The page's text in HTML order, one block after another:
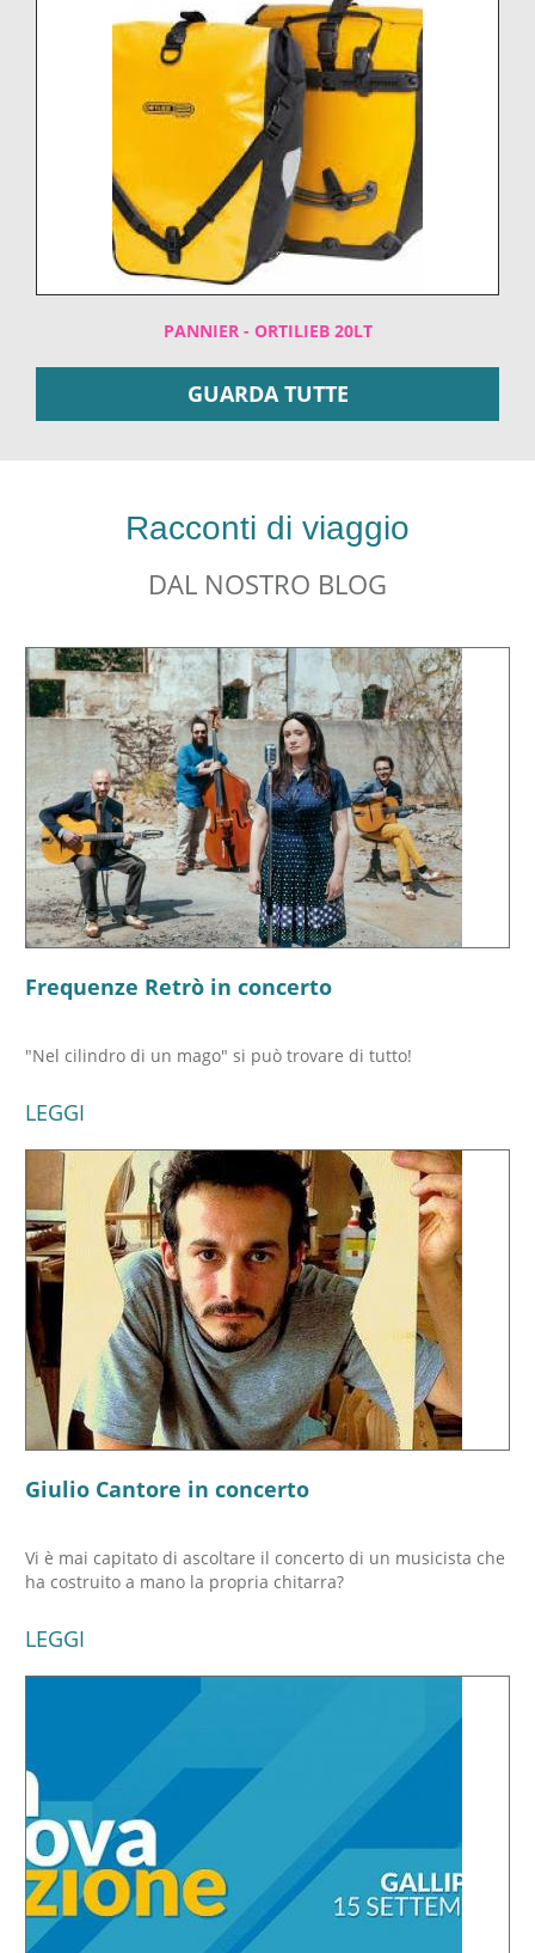
PANNIER - ORTILIEB 20LT
GUARDA TUTTE
Racconti di viaggio
DAL NOSTRO BLOG
Frequenze Retrò in concerto
"Nel cilindro di un mago" si può trovare di tutto!
LEGGI
Giulio Cantore in concerto
Vi è mai capitato di ascoltare il concerto di un musicista che
ha costruito a mano la propria chitarra?
LEGGI